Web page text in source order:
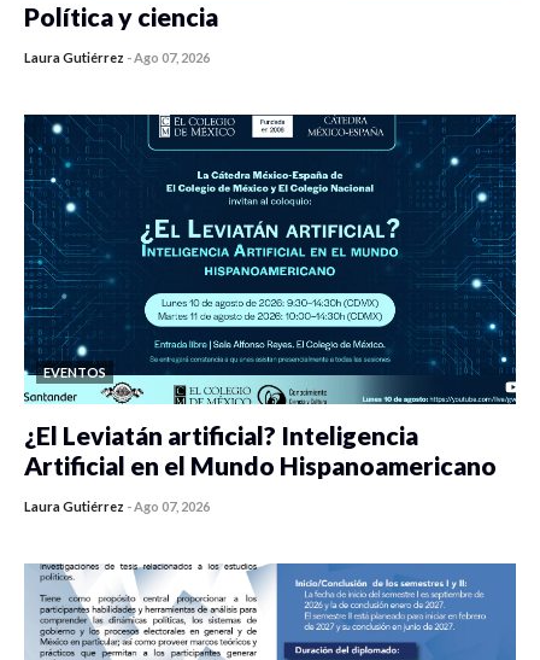
Política y ciencia
Laura Gutiérrez -Ago 07, 2026
EVENTOS
¿El Leviatán artificial? Inteligencia
Artificial en el Mundo Hispanoamericano
Laura Gutiérrez -Ago 07, 2026